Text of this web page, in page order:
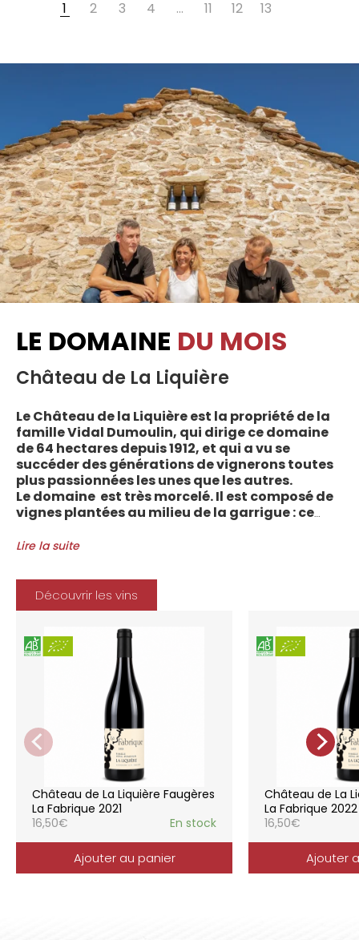
1 2 3 4 … 11 12 13
LE DOMAINE DU MOIS
Château de La Liquière
Le Château de la Liquière est la propriété de la
famille Vidal Dumoulin, qui dirige ce domaine
de 64 hectares depuis 1912, et qui a vu se
succéder des générations de vignerons toutes
plus passionnées les unes que les autres.
Le domaine est très morcelé. Il est composé de
vignes plantées au milieu de la garrigue : ce
entre les villages d’Autignac, Caussiniojouls,
l’Appellation. La grande majorité des parcelles,
sur sols de schistes, font face au sud, à la
Méditerranée.
Le vignoble du Château de la Liquière est
agriculture biologique depuis 2008 et 2012
marque le premier millésime certifié du
domaine. Les soins apportés y sont conformes :
pratiques respectueuses de l’environnement et
de la vigne, vendanges manuelles, vinifications
soignées et strictement suivies.
La gamme des vins du Château de la
Liquière est adaptée à chaque style de
consommation, à chaque moment de la vie,
elle reflète parfaitement la pureté de
l’expression du terroir.
Lire la suite
Découvrir les vins
Château de La Liquière Faugères
La Fabrique 2021
16,50€ En stock
Ajouter au panier
Château de La
La Fabrique 2022
16,50€
Ajouter